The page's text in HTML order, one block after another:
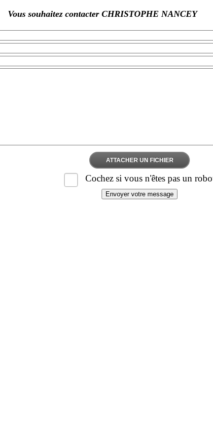
Vous souhaitez contacter CHRISTOPHE NANCEY
ATTACHER UN FICHIER
Cochez si vous n'êtes pas un